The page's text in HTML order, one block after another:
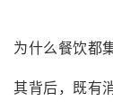
为什么餐饮都
其背后，既有